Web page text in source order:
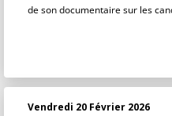
de son documentaire sur les
Vendredi 20 Février 2026